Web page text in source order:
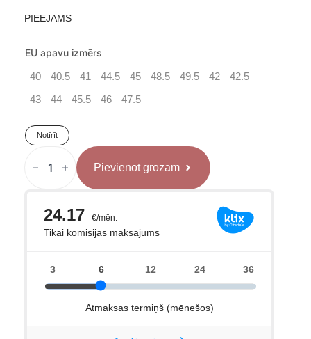
price
was:
190 €.
price
is:
145 €.
PIEEJAMS
EU apavu izmērs
40
40.5 41 44.5 45 48.5 49.5 42
42.5
43
44 45.5 46 47.5
Notīrīt
daudzums
Pievienot grozam